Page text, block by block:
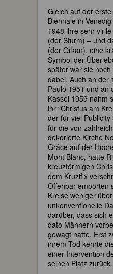
Gleich auf der
Biennale in
1948 ihre sehr
(der Sturm) – und
(der Orkan), eine
Symbol der
später war sie
dabei. Auch an der
Paulo 1951 und an
Kassel 1959 nahm
ihr “Christus am
der für viel
für die von
dekorierte Kirche
Grâce auf der
Mont Blanc, hatte
kreuzförmigen
dem Kruzifix
Offenbar empörten
Kreise weniger
unkonventionelle
darüber, dass sich
dato Männern
gewagt hatte. Erst
ihrem Tod kehrte
einer Intervention
seinen Platz zurück.